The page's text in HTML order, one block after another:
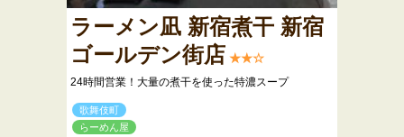
ラーメン凪 新宿煮干 新宿
ゴールデン街店 ★★☆
24時間営業！大量の煮干を使った特濃スープ
歌舞伎町
らーめん屋